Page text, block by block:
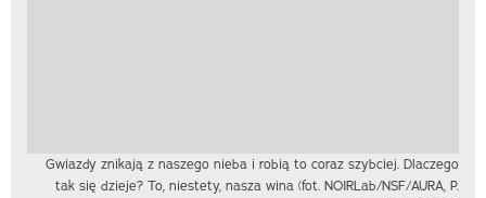
Gwiazdy znikają z naszego nieba i robią to coraz szybciej. Dlaczego
tak się dzieje? To, niestety, nasza wina (fot. NOIRLab/NSF/AURA, P.